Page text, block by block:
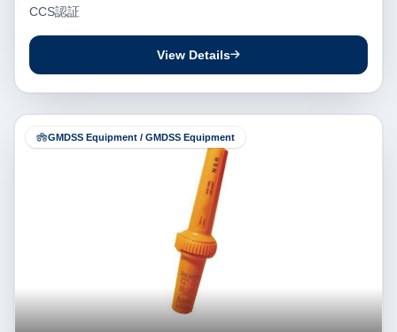
CCS認証
View Details
GMDSS Equipment / GMDSS Equipment